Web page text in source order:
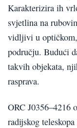
Karakterizira ih
svjetlina na
vidljivi u
području. Budući
takvih objekata,
rasprava.
ORC J0356–4216
radijskog